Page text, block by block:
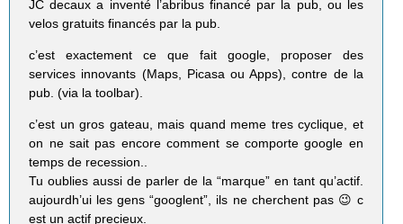
JC decaux a inventé l’abribus financé par la pub, ou les
velos gratuits financés par la pub.
c’est exactement ce que fait google, proposer des
services innovants (Maps, Picasa ou Apps), contre de la
pub. (via la toolbar).
c’est un gros gateau, mais quand meme tres cyclique, et
on ne sait pas encore comment se comporte google en
temps de recession..
Tu oublies aussi de parler de la “marque” en tant qu’actif.
aujourdh’ui les gens “googlent”, ils ne cherchent pas 😉 c
est un actif precieux.